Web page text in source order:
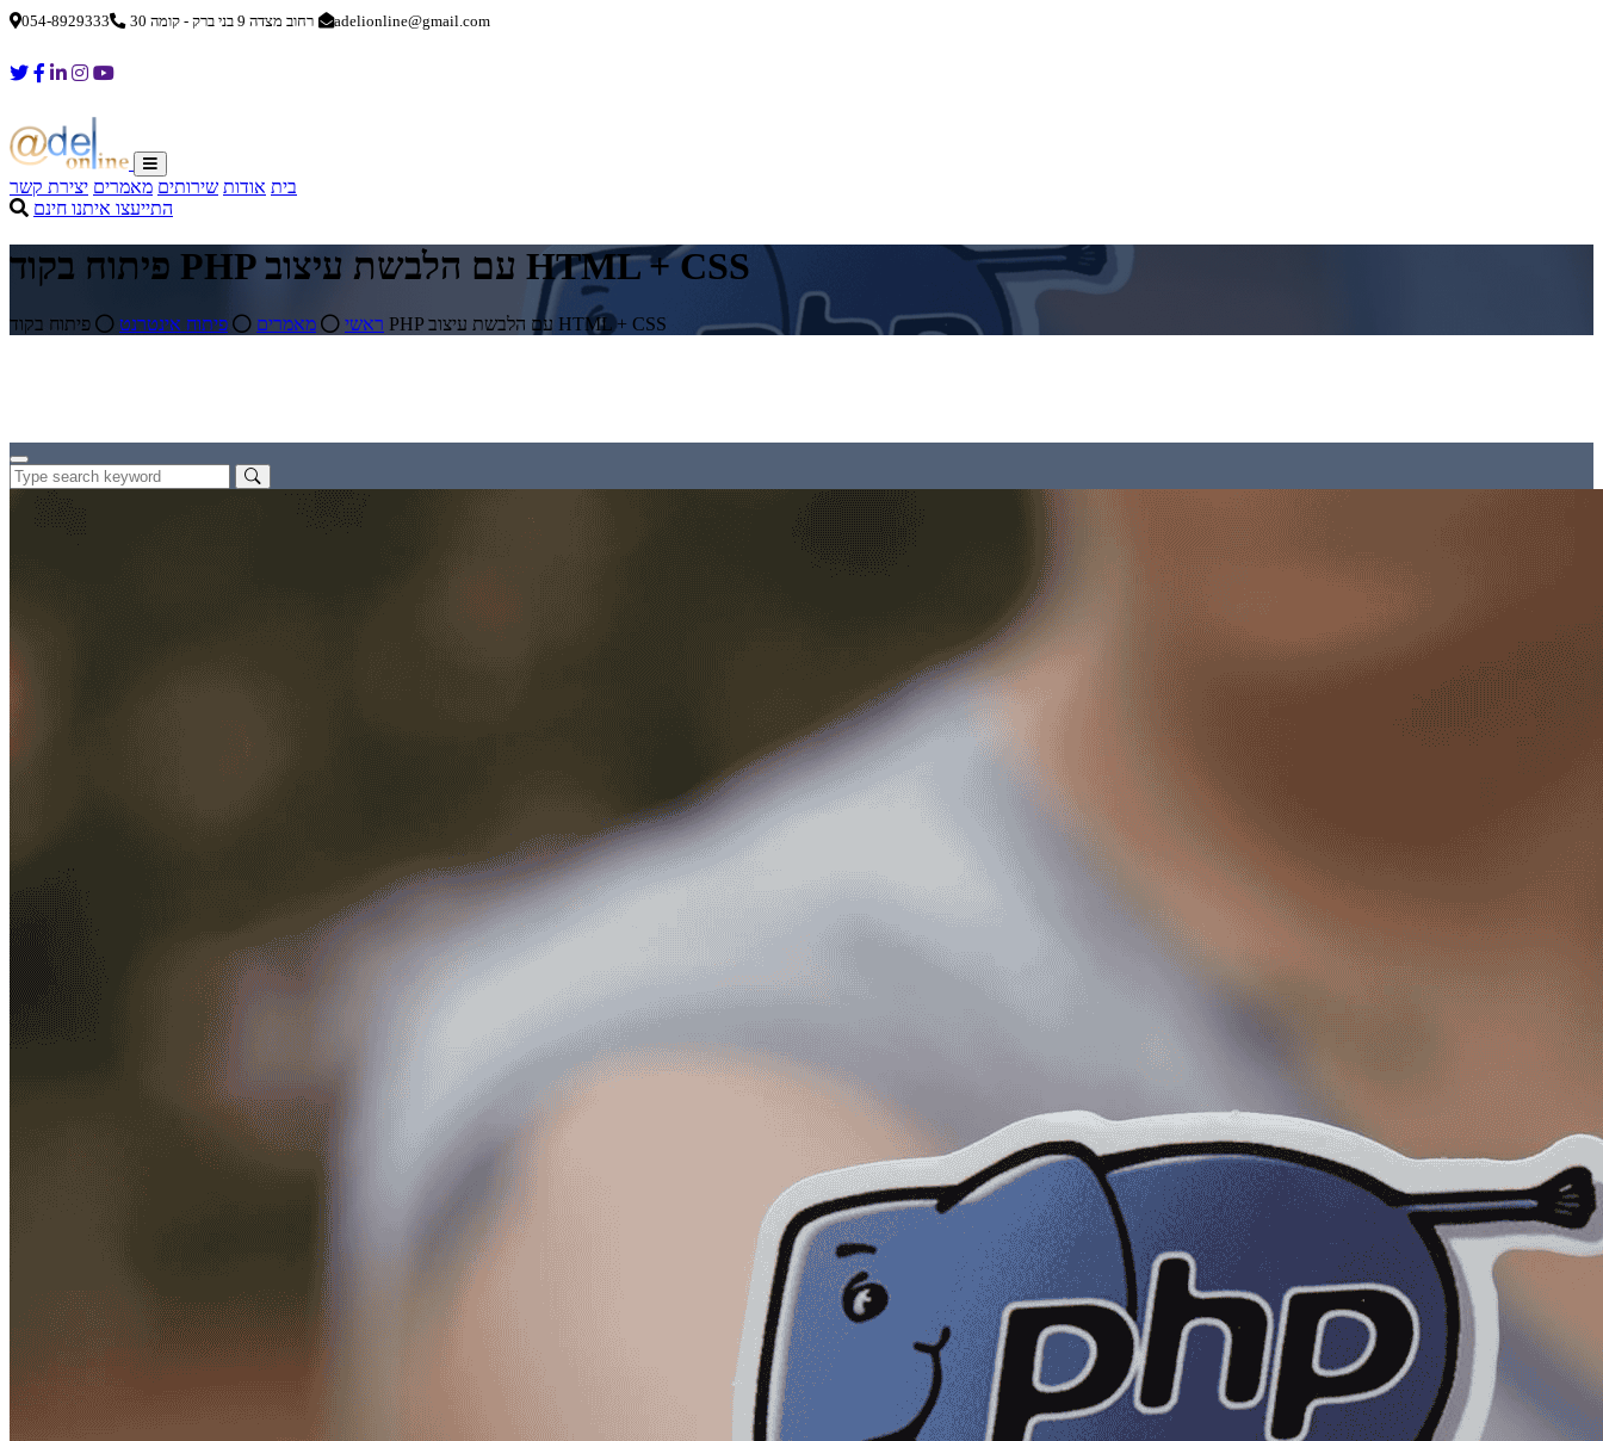
רחוב מצדה 9 בני ברק - קומה 30 054-8929333 adelionline@gmail.com
בית אודות שירותים מאמרים יצירת קשר
התייעצו איתנו חינם
פיתוח בקוד PHP עם הלבשת עיצוב HTML + CSS
ראשי מאמרים פיתוח אינטרנט פיתוח בקוד PHP עם הלבשת עיצוב HTML + CSS